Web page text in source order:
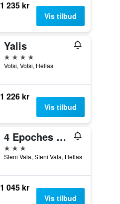
1 235 kr
Vis tilbud
Yalis
4 stjerner
Votsi, Votsi, Hellas
1 226 kr
Vis tilbud
4 Epoches Hotel Alonissos
3 stjerner
Steni Vala, Steni Vala, Hellas
1 045 kr
Vis tilbud